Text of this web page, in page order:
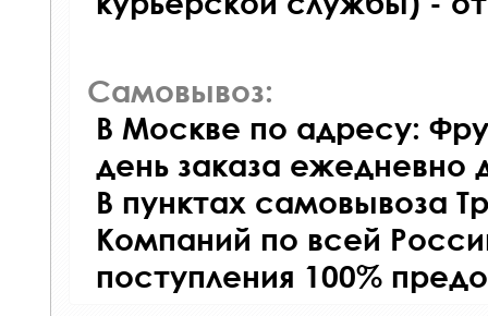
Самовывоз:
В Москве по адресу:
день заказа ежедневно
В пунктах самовывоза
Компаний по всей
поступления 100%